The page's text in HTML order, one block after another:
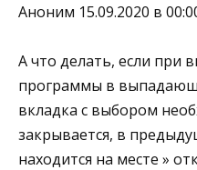
Аноним 15.09.2020 в
А что делать, если при
программы в
вкладка с выбором
закрывается, в
находится на месте »